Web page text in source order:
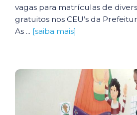
vagas para matrículas de
gratuitos nos CEU’s da
As ... [saiba mais]